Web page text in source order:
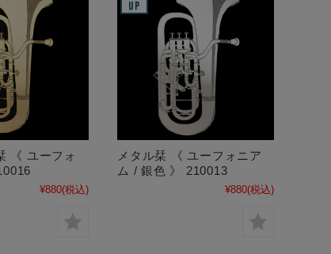
《 ユーフォ
¥880(税込)
メタル栞 《 ユーフォニア
ム / 銀色 》 210013
¥880(税込)